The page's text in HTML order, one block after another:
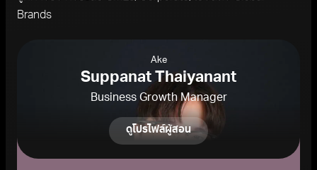
Brands
Ake
Suppanat Thaiyanant
Business Growth Manager
ดูโปรไฟล์ผู้สอน